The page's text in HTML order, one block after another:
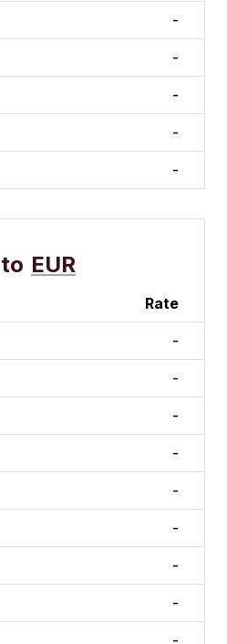
-
-
-
-
-
to EUR
Rate
-
-
-
-
-
-
-
-